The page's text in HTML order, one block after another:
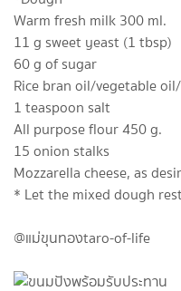
Warm fresh milk 300 ml.
11 g sweet yeast (1 tbsp)​
60 g of sugar
Rice bran oil/vegetable
1 teaspoon salt
All purpose flour 450 g.
15 onion stalks
Mozzarella cheese, as
* Let the mixed dough
@แม่​ขุนทอง​taro-of-life